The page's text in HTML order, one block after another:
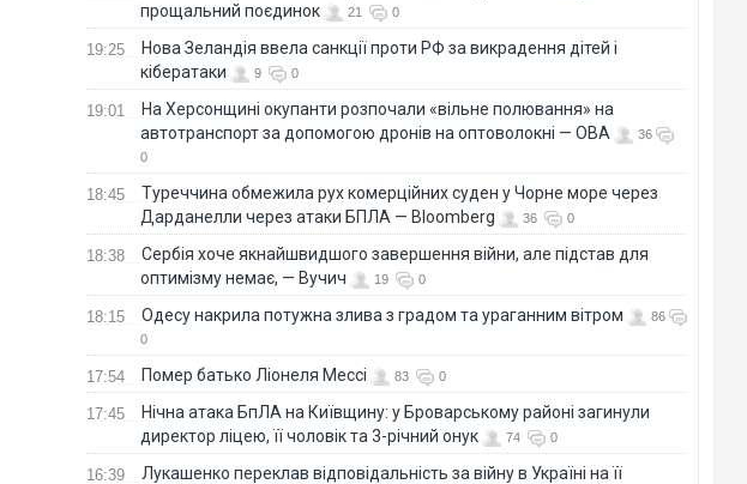
прощальний поєдинок
21 0
19:25
Нова Зеландія ввела санкції проти РФ за викрадення дітей і
кібератаки
9 0
19:01
На Херсонщині окупанти розпочали «вільне полювання» на
автотранспорт за допомогою дронів на оптоволокні — ОВА
36
0
18:45
Туреччина обмежила рух комерційних суден у Чорне море через
Дарданелли через атаки БПЛА — Bloomberg
36 0
18:38
Сербія хоче якнайшвидшого завершення війни, але підстав для
оптимізму немає, — Вучич
19 0
18:15 Одесу накрила потужна злива з градом та ураганним вітром
86
0
17:54 Помер батько Ліонеля Мессі 83 0
17:45
Нічна атака БпЛА на Київщину: у Броварському районі загинули
директор ліцею, її чоловік та 3-річний онук
74 0
16:39 Лукашенко переклав відповідальність за війну в Україні на її